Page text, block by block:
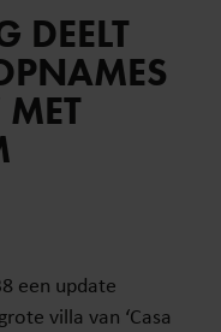
DEELT
MET
een update
villa van ‘Casa